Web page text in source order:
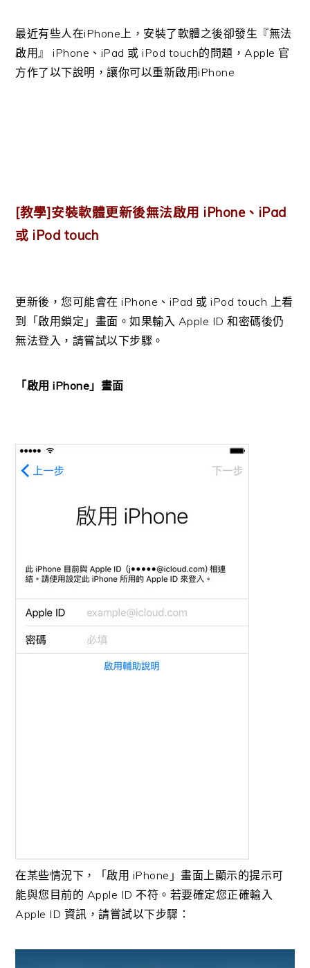
最近有些人在iPhone上，安裝了軟體之後卻發生『無法
啟用』 iPhone、iPad 或 iPod touch的問題，Apple 官
方作了以下說明，讓你可以重新啟用iPhone
[教學]安裝軟體更新後無法啟用 iPhone、iPad
或 iPod touch
更新後，您可能會在 iPhone、iPad 或 iPod touch 上看
到「啟用鎖定」畫面。如果輸入 Apple ID 和密碼後仍
無法登入，請嘗試以下步驟。
「啟用 iPhone」畫面
在某些情況下，「啟用 iPhone」畫面上顯示的提示可
能與您目前的 Apple ID 不符。若要確定您正確輸入
Apple ID 資訊，請嘗試以下步驟：